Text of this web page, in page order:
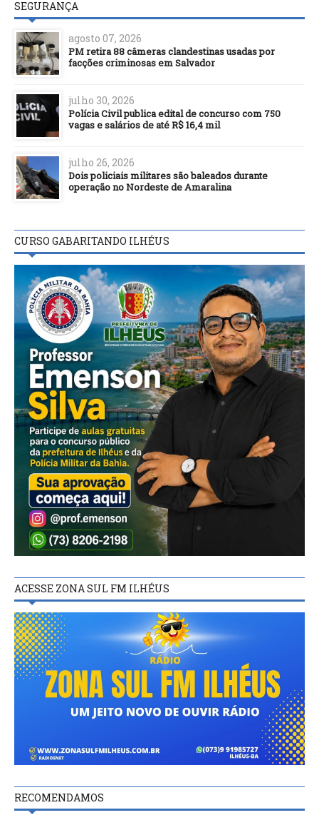
SEGURANÇA
agosto 07, 2026
PM retira 88 câmeras clandestinas usadas por
facções criminosas em Salvador
julho 30, 2026
Polícia Civil publica edital de concurso com 750
vagas e salários de até R$ 16,4 mil
julho 26, 2026
Dois policiais militares são baleados durante
operação no Nordeste de Amaralina
CURSO GABARITANDO ILHÉUS
ACESSE ZONA SUL FM ILHÉUS
RECOMENDAMOS